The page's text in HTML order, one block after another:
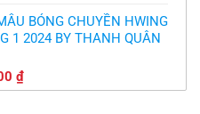
₫.
tại
là:
BÓNG CHUYỀN HWING
1 2024 BY THANH QUÂN
₫Giá
hiện